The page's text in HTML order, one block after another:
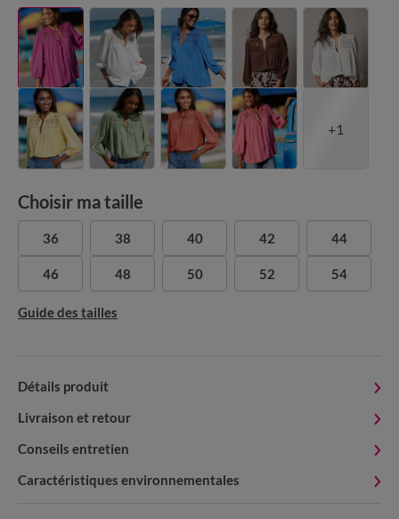
+1
Choisir ma taille
36 38 40 42 44
46 48 50 52 54
Guide des tailles
Détails produit
Livraison et retour
Conseils entretien
Caractéristiques environnementales